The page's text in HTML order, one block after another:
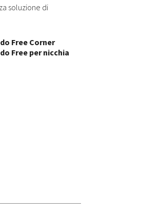
soluzione di
Free Corner
Free per nicchia